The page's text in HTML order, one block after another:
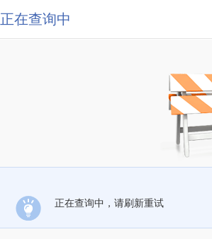
正在查询中
正在查询中，请刷新重试